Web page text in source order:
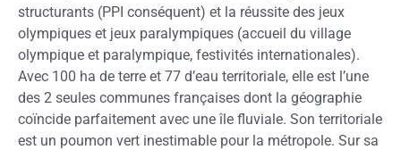
structurants (PPI conséquent) et la réussite des jeux
olympiques et jeux paralympiques (accueil du village
olympique et paralympique, festivités internationales).
Avec 100 ha de terre et 77 d’eau territoriale, elle est l’une
des 2 seules communes françaises dont la géographie
coïncide parfaitement avec une île fluviale. Son territoriale
est un poumon vert inestimable pour la métropole. Sur sa